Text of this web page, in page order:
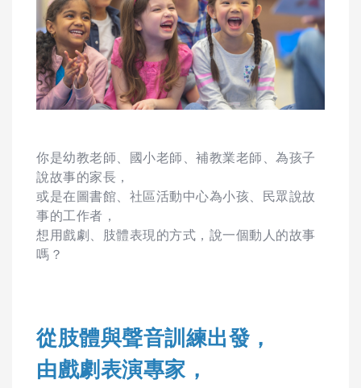
你是幼教老師、國小老師、補教業老師、為孩子
說故事的家長，
或是在圖書館、社區活動中心為小孩、民眾說故
事的工作者，
想用戲劇、肢體表現的方式，說一個動人的故事
嗎？
從肢體與聲音訓練出發，
由戲劇表演專家，